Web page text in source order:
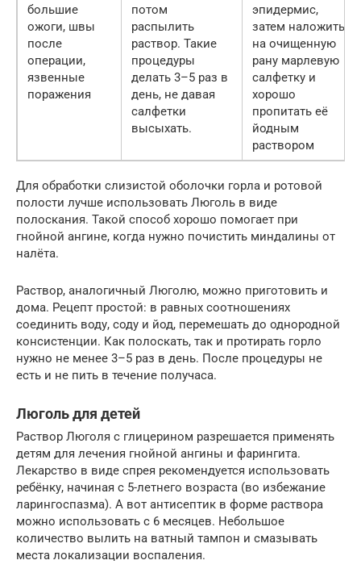
большие
ожоги, швы
после
операции,
язвенные
поражения
потом
распылить
раствор. Такие
процедуры
делать 3–5 раз в
день, не давая
салфетки
высыхать.
эпидермис,
затем наложить
на очищенную
рану марлевую
салфетку и
хорошо
пропитать её
йодным
раствором
Для обработки слизистой оболочки горла и ротовой
полости лучше использовать Люголь в виде
полоскания. Такой способ хорошо помогает при
гнойной ангине, когда нужно почистить миндалины от
налёта.
Раствор, аналогичный Люголю, можно приготовить и
дома. Рецепт простой: в равных соотношениях
соединить воду, соду и йод, перемешать до однородной
консистенции. Как полоскать, так и протирать горло
нужно не менее 3–5 раз в день. После процедуры не
есть и не пить в течение получаса.
Люголь для детей
Раствор Люголя с глицерином разрешается применять
детям для лечения гнойной ангины и фарингита.
Лекарство в виде спрея рекомендуется использовать
ребёнку, начиная с 5-летнего возраста (во избежание
ларингоспазма). А вот антисептик в форме раствора
можно использовать с 6 месяцев. Небольшое
количество вылить на ватный тампон и смазывать
места локализации воспаления.